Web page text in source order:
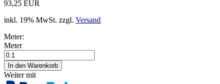
93,25 EUR
inkl. 19% MwSt. zzgl. Versand
Meter:
Meter
Weiter mit